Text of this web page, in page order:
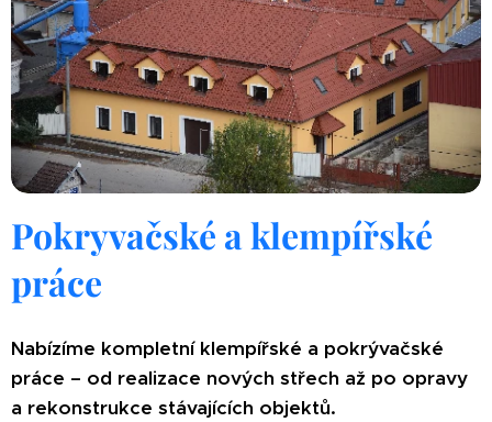
Pokryvačské a klempířské
práce
Nabízíme kompletní klempířské a pokrývačské
práce – od realizace nových střech až po opravy
a rekonstrukce stávajících objektů.